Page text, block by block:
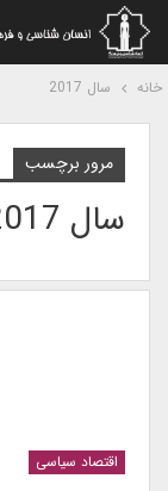
سال 2017
مرور برچسب
سال 2017
اقتصاد سیاسی